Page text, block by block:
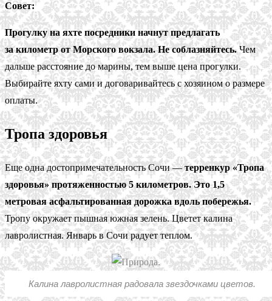
Совет:
Прогулку на яхте посредники начнут предлагать
за километр от Морского вокзала. Не соблазняйтесь.Чем
дальше расстояние до марины, тем выше цена прогулки.
Выбирайте яхту сами и договаривайтесь с хозяином о размере
оплаты.
Тропа здоровья
Еще одна достопримечательность Сочи —терренкур «Тропа
здоровья» протяженностью 5 километров. Это 1,5
метровая асфальтированная дорожка вдоль побережья.
Тропу окружает пышная южная зелень. Цветет калина
лавролистная. Январь в Сочи радует теплом.
Калина лавролистная радовала звездочками цветов.